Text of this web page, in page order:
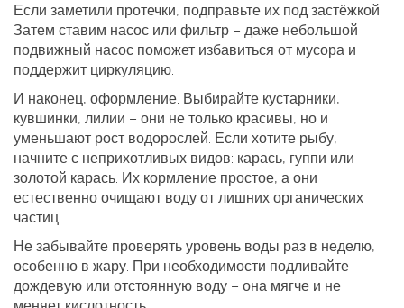
Если заметили протечки, подправьте их под застёжкой.
Затем ставим насос или фильтр – даже небольшой
подвижный насос поможет избавиться от мусора и
поддержит циркуляцию.
И наконец, оформление. Выбирайте кустарники,
кувшинки, лилии – они не только красивы, но и
уменьшают рост водорослей. Если хотите рыбу,
начните с неприхотливых видов: карась, гуппи или
золотой карась. Их кормление простое, а они
естественно очищают воду от лишних органических
частиц.
Не забывайте проверять уровень воды раз в неделю,
особенно в жару. При необходимости подливайте
дождевую или отстоянную воду – она мягче и не